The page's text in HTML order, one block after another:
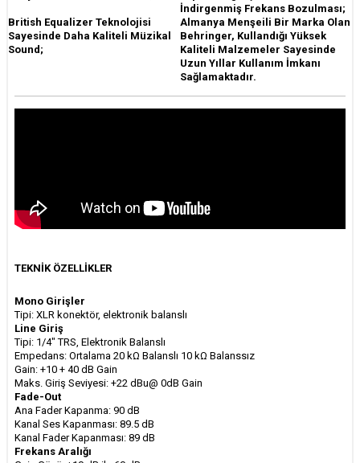
İndirgenmiş Frekans Bozulması;
British Equalizer Teknolojisi
Sayesinde Daha Kaliteli Müzikal
Sound;
Almanya Menşeili Bir Marka Olan
Behringer, Kullandığı Yüksek
Kaliteli Malzemeler Sayesinde
Uzun Yıllar Kullanım İmkanı
Sağlamaktadır.
TEKNİK ÖZELLİKLER
Mono Girişler
Tipi: XLR konektör, elektronik balanslı
Line Giriş
Tipi: 1/4" TRS, Elektronik Balanslı
Empedans: Ortalama 20 kΩ Balanslı 10 kΩ Balanssız
Gain: +10 + 40 dB Gain
Maks. Giriş Seviyesi: +22 dBu@ 0dB Gain
Fade-Out
Ana Fader Kapanma: 90 dB
Kanal Ses Kapanması: 89.5 dB
Kanal Fader Kapanması: 89 dB
Frekans Aralığı